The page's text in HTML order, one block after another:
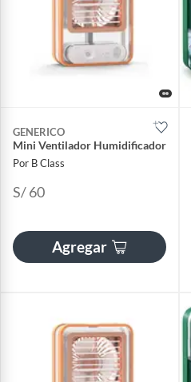
GENERICO
Mini Ventilador Humidificador
Por B Class
S/ 60
Agregar